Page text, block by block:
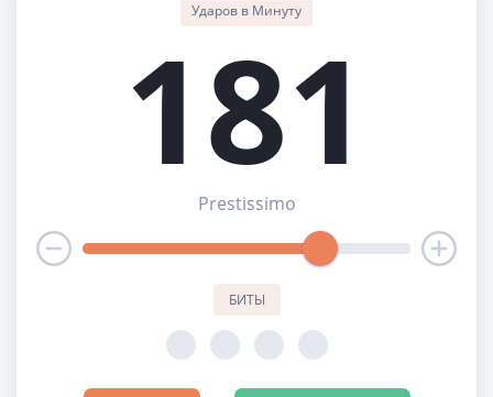
Ударов в Минуту
181
Prestissimo
БИТЫ